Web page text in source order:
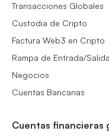
Transacciones Globales
Custodia de Cripto
Factura Web3 en Cripto
Rampa de Entrada/Salida
Negocios
Cuentas Bancarias
Cuentas financieras